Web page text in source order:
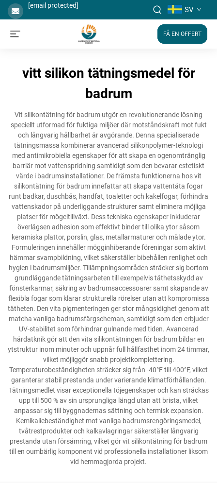
[email protected] SV
FÅ EN OFFERT
vitt silikon tätningsmedel för
badrum
Vit silikontätning för badrum utgör en revolutionerande lösning
speciellt utformad för fuktiga miljöer där motståndskraft mot fukt
och långvarig hållbarhet är avgörande. Denna specialiserade
tätningsmassa kombinerar avancerad silikonpolymer-teknologi
med antimikrobiella egenskaper för att skapa en ogenomtränglig
barriär mot vattenspridning samtidigt som den bevarar estetiskt
värde i badrumsinstallationer. De främsta funktionerna hos vit
silikontätning för badrum innefattar att skapa vattentäta fogar
runt badkar, duschbås, handfat, toaletter och kakelfogar, förhindra
vattenskador på underliggande strukturer samt eliminera möjliga
platser för mögeltillväxt. Dess tekniska egenskaper inkluderar
överlägsen adhesion som effektivt binder till olika ytor såsom
keramiska plattor, porslin, glas, metallarmaturer och målade ytor.
Formuleringen innehåller mögginhiberande föreningar som aktivt
hämmar svampbildning, vilket säkerställer bibehållen renlighet och
hygien i badrums­miljöer. Tillämpningsområden sträcker sig bortom
grundläggande tätningsarbeten till exempelvis täthetsskydd av
fönsterkarmar, säkring av badrumsaccessoarer samt skapande av
flexibla fogar som klarar strukturella rörelser utan att kompromissa
tätheten. Den vita pigmenteringen ger stor mångsidighet genom att
matcha vanliga badrumsfärgscheman, samtidigt som den erbjuder
UV-stabilitet som förhindrar gulnande med tiden. Avancerad
härdatknik gör att den vita silikontätningen för badrum bildar en
ytstruktur inom minuter och uppnår full hållfasthet inom 24 timmar,
vilket möjliggör snabb projektkomplettering.
Temperaturobeständigheten sträcker sig från -40°F till 400°F, vilket
garanterar stabil prestanda under varierande klimatförhållanden.
Tätningsmedlet visar exceptionella töjegenskaper och kan sträckas
upp till 500 % av sin ursprungliga längd utan att brista, vilket
anpassar sig till byggnadernas sättning och termisk expansion.
Kemikaliebeständighet mot vanliga badrumsrengöringsmedel,
tvåtrestprodukter och kalkavlagringar säkerställer långvarig
prestanda utan försämring, vilket gör vit silikontätning för badrum
till en oumbärlig komponent vid professionella installationer liksom
vid hemmagjorda projekt.